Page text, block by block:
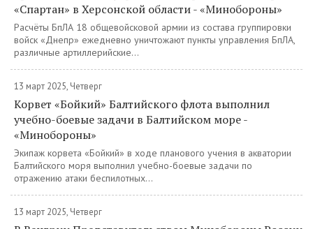
«Спартан» в Херсонской области - «Минобороны»
Расчёты БпЛА 18 общевойсковой армии из состава группировки
войск «Днепр» ежедневно уничтожают пункты управления БпЛА,
различные артиллерийские...
13 март 2025, Четверг
Корвет «Бойкий» Балтийского флота выполнил
учебно-боевые задачи в Балтийском море -
«Минобороны»
Экипаж корвета «Бойкий» в ходе планового учения в акватории
Балтийского моря выполнил учебно-боевые задачи по
отражению атаки беспилотных...
13 март 2025, Четверг